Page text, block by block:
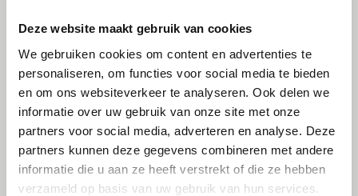
Deze website maakt gebruik van cookies
We gebruiken cookies om content en advertenties te
personaliseren, om functies voor social media te bieden
en om ons websiteverkeer te analyseren. Ook delen we
informatie over uw gebruik van onze site met onze
partners voor social media, adverteren en analyse. Deze
partners kunnen deze gegevens combineren met andere
informatie die u aan ze heeft verstrekt of die ze hebben
verzameld op basis van uw gebruik van hun services.
mantelzorger en moeder. En ik begon met
acupunctuur, gericht op mijn hoofd, vermoeidheid
en overprikkeling. Dat werd gecombineerd met
gesprekken over alles wat ik had moeten loslaten:
werk, sport, ritme, identiteit.
Langzaam werd het rustiger in mijn hoofd. Ik kon